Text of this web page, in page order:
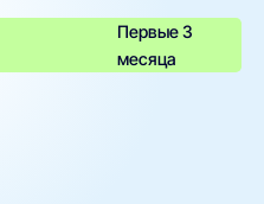
Первые 3
месяца